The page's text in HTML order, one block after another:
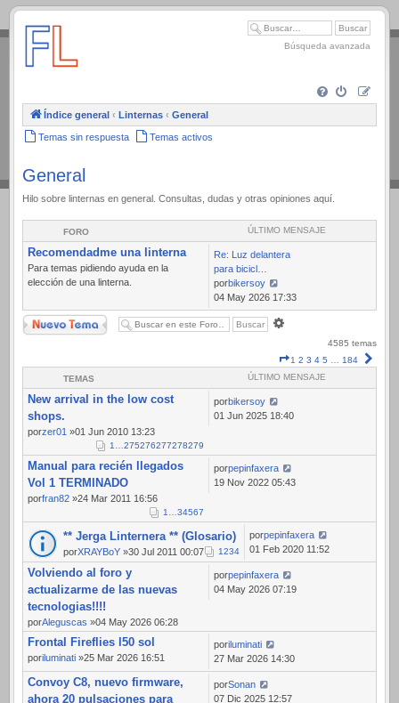
.
Búsqueda avanzada
Índice general ‹ Linternas ‹ General
Temas sin respuesta Temas activos
General
Hilo sobre linternas en general. Consultas, dudas y otras opiniones aquí.
FORO ÚLTIMO MENSAJE
Recomendadme una linterna
Para temas pidiendo ayuda en la
elección de una linterna.
Re: Luz delantera
para bicicl…
porbikersoy
Ver
último
mensaje
04 May 2026 17:33
Nuevo Tema
4585 temas
Página
1
1 2 3 4 5 … 184
TEMAS ÚLTIMO MENSAJE
New arrival in the low cost
shops.
porzer01 »01 Jun 2010 13:23
1…275276277278279
porbikersoy
01 Jun 2025 18:40
Manual para recién llegados
Vol 1 TERMINADO
porfran82 »24 Mar 2011 16:56
1…34567
porpepinfaxera
19 Nov 2022 05:43
** Jerga Linternera ** (Glosario)
porXRAYBoY »30 Jul 2011 00:07 1234
porpepinfaxera
01 Feb 2020 11:52
Volviendo al foro y
actualizarme de las nuevas
tecnologias!!!!
porAleguscas »04 May 2026 06:28
porpepinfaxera
04 May 2026 07:19
Frontal Fireflies l50 sol
poriluminati »25 Mar 2026 16:51
poriluminati
27 Mar 2026 14:30
Convoy C8, nuevo firmware,
ahora 20 pulsaciones para
porSonan
07 Dic 2025 12:57